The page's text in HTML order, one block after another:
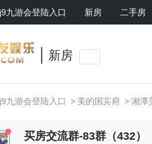
九游会登陆入口 新房 二手房
新房
九游会登陆入口 > 美的国宾府 >湘潭
买房交流群-83群（432）